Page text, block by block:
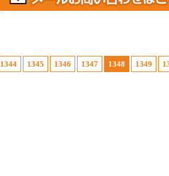
1344 1345 1346 1347 1348 1349